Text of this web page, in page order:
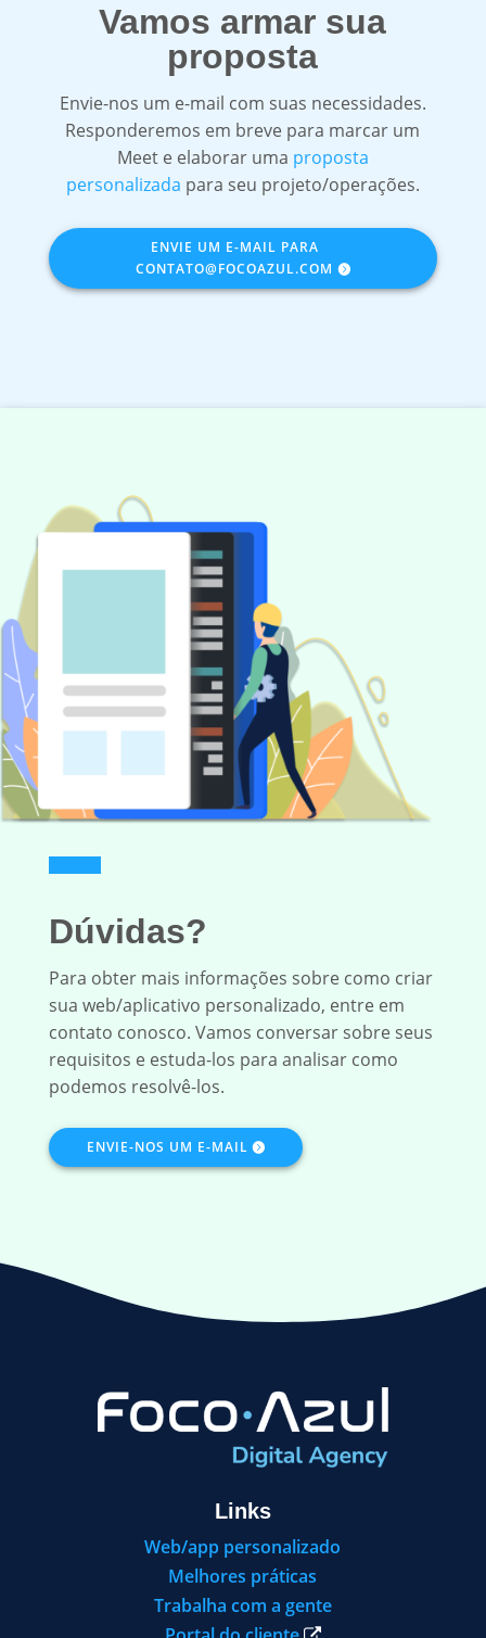
Vamos armar sua
proposta
Envie-nos um e-mail com suas necessidades.
Responderemos em breve para marcar um
Meet e elaborar uma proposta
personalizada para seu projeto/operações.
ENVIE UM E-MAIL PARA
CONTATO@FOCOAZUL.COM
Dúvidas?
Para obter mais informações sobre como criar
sua web/aplicativo personalizado, entre em
contato conosco. Vamos conversar sobre seus
requisitos e estuda-los para analisar como
podemos resolvê-los.
ENVIE-NOS UM E-MAIL
Links
Web/app personalizado
Melhores práticas
Trabalha com a gente